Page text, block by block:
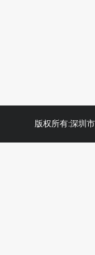
版权所有:深圳